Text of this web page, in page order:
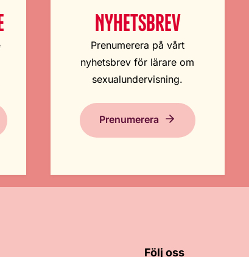
NYHETSBREV
Prenumerera på vårt
nyhetsbrev för lärare om
sexualundervisning.
Prenumerera
Följ oss